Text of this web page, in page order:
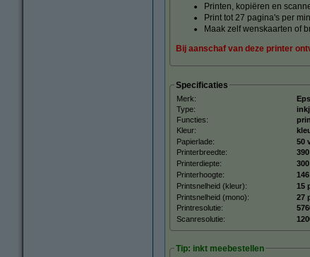
Printen, kopiëren en
Print tot 27 pagina's per
Maak zelf wenskaarten of
Bij aanschaf van deze printer
Specificaties
Merk:
Type:
Functies:
Kleur:
Papierlade:
50
Printerbreedte:
Printerdiepte:
Printerhoogte:
Printsnelheid (kleur):
15
Printsnelheid (mono):
27
Printresolutie:
Scanresolutie:
Tip: inkt meebestellen